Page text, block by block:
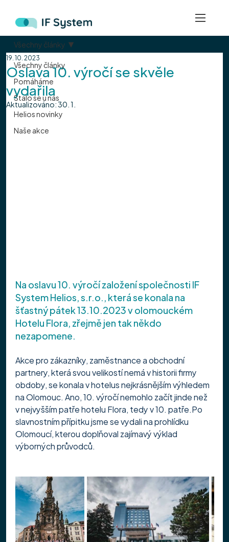
Všechny články
Pomáháme
Stalo se u nás
Helios novinky
Naše akce
Všechny články
Oslava 10. výročí se skvěle
vydařila
19. 10. 2023
Aktualizováno:30. 1.
Na oslavu 10. výročí založení společnosti IF
System Helios, s.r.o., která se konala na
šťastný pátek 13.10.2023 v olomouckém
Hotelu Flora, zřejmě jen tak někdo
nezapomene.
Akce pro zákazníky, zaměstnance a obchodní
partnery, která svou velikostí nemá v historii firmy
obdoby, se konala v hotelus nejkrásnějším výhledem
na Olomouc. Ano, 10. výročí nemohlo začít jinde než
v nejvyšším patře hotelu Flora, tedy v 10. patře.Po
slavnostním přípitku jsme se vydali na prohlídku
Olomoucí, kterou doplňoval zajímavý výklad
výborných průvodců.